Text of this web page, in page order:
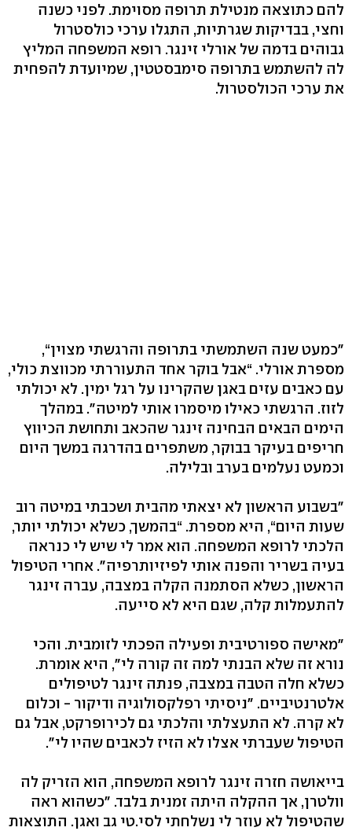
להם כתוצאה מנטילת תרופה מסוימת. לפני כשנה
וחצי, בבדיקות שגרתיות, התגלו ערכי כולסטרול
גבוהים בדמה של אורלי זינגר. רופא המשפחה המליץ
לה להשתמש בתרופה סימבסטטין, שמיועדת להפחית
את ערכי הכולסטרול.
מספרת אורלי. “אבל בוקר אחד התעוררתי מכווצת כולי,
עם כאבים עזים באגן שהקרינו על רגל ימין. לא יכולתי
לזוז. הרגשתי כאילו מיסמרו אותי למיטה‭."‬ במהלך
הימים הבאים הבחינה זינגר שהכאב ותחושת הכיווץ
חריפים בעיקר בבוקר, משתפרים בהדרגה במשך היום
וכמעט נעלמים בערב ובלילה.
"בשבוע הראשון לא יצאתי מהבית ושכבתי במיטה רוב
שעות היום‭,“‬ היא מספרת. “בהמשך, כשלא יכולתי יותר,
הלכתי לרופא המשפחה. הוא אמר לי שיש לי כנראה
בעיה בשריר והפנה אותי לפיזיותרפיה‭."‬ אחרי הטיפול
הראשון, כשלא הסתמנה הקלה במצבה, עברה זינגר
להתעמלות קלה, שגם היא לא סייעה.
"מאישה ספורטיבית ופעילה הפכתי לזומבית. והכי
נורא זה שלא הבנתי למה זה קורה לי‭,"‬ היא אומרת.
כשלא חלה הטבה במצבה, פנתה זינגר לטיפולים
אלטרנטיביים. "ניסיתי רפלקסולוגיה ודיקור - וכלום
לא קרה. לא התעצלתי והלכתי גם לכירופרקט, אבל גם
הטיפול שעברתי אצלו לא הזיז לכאבים שהיו לי".
בייאושה חזרה זינגר לרופא המשפחה, הוא הזריק לה
וולטרן, אך ההקלה היתה זמנית בלבד. "כשהוא ראה
שהטיפול לא עוזר לי נשלחתי לסי.טי גב ואגן. התוצאות